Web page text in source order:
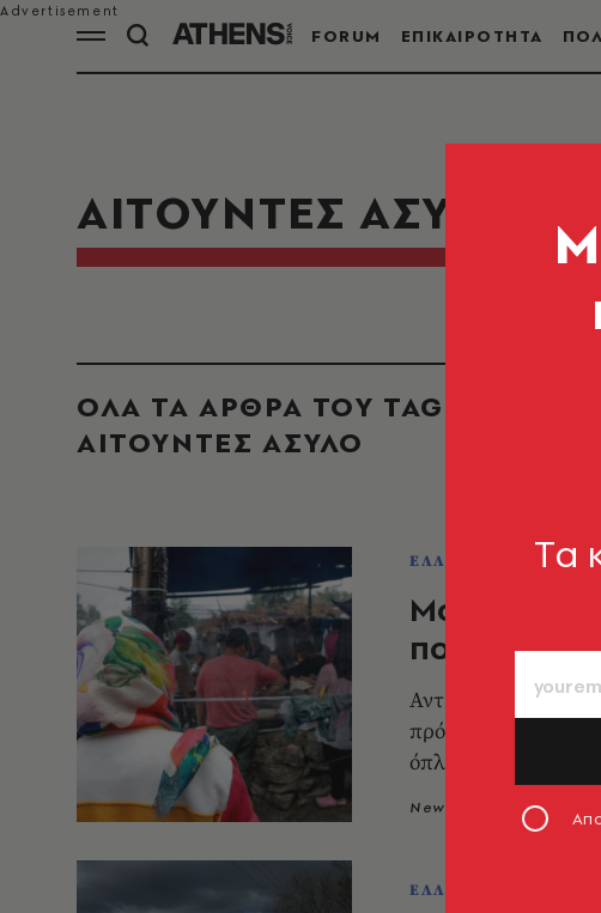
FORUM ΕΠΙΚΑΙΡΟΤΗΤΑ
ΑΙΤΟΥΝΤΕΣ ΑΣΥΛΟ
ΟΛΑ ΤΑ ΑΡΘΡΑ ΤΟΥ TAG
ΑΙΤΟΥΝΤΕΣ ΑΣΥΛΟ
ΕΛΛΑΔΑ
Μόρια:
που
Αντιμετωπίζει τις
πρόθεση, καθώς και
όπλα
Newsroom
ΕΛΛΑΔΑ
Tα